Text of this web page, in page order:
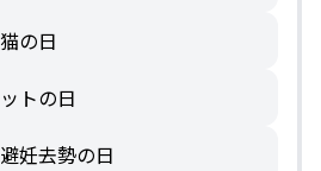
の日
トの日
妊去勢の日